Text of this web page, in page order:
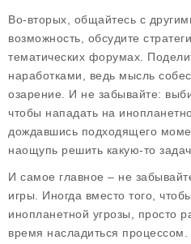
Во-вторых, общайтесь с
возможность, обсудите
тематических форумах.
наработками, ведь мысль
озарение. И не забывайте:
чтобы нападать на
дождавшись подходящего
наощупь решить какую-то
И самое главное – не
игры. Иногда вместо того,
инопланетной угрозы, просто
время насладиться процессом.